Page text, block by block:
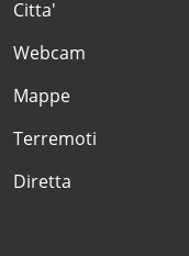
Citta'
Webcam
Mappe
Terremoti
Diretta